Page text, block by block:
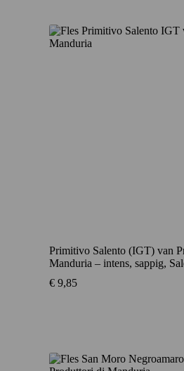
Primitivo Salento (IGT) van
Manduria – intens, sappig,
€ 9,85